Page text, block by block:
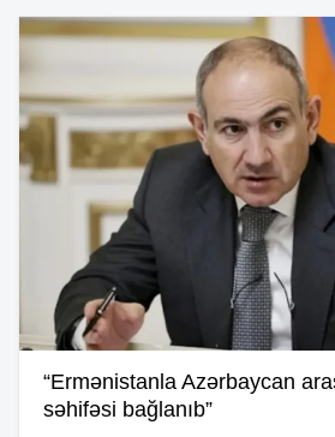
“Ermənistanla Azərbaycan
səhifəsi bağlanıb”